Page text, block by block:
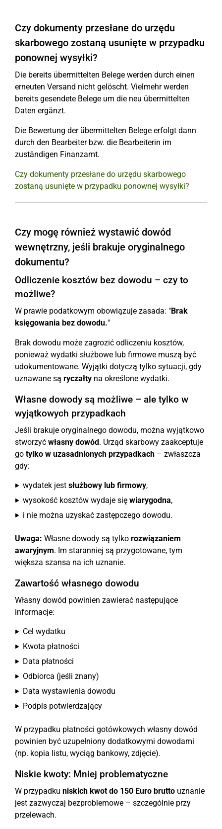
Czy dokumenty przesłane do urzędu
skarbowego zostaną usunięte w przypadku
ponownej wysyłki?
Die bereits übermittelten Belege werden durch einen
erneuten Versand nicht gelöscht. Vielmehr werden
bereits gesendete Belege um die neu übermittelten
Daten ergänzt.
Die Bewertung der übermittelten Belege erfolgt dann
durch den Bearbeiter bzw. die Bearbeiterin im
zuständigen Finanzamt.
Czy dokumenty przesłane do urzędu skarbowego
zostaną usunięte w przypadku ponownej wysyłki?
Czy mogę również wystawić dowód
wewnętrzny, jeśli brakuje oryginalnego
dokumentu?
Odliczenie kosztów bez dowodu – czy to
możliwe?
W prawie podatkowym obowiązuje zasada: "Brak
księgowania bez dowodu."
Brak dowodu może zagrozić odliczeniu kosztów,
ponieważ wydatki służbowe lub firmowe muszą być
udokumentowane. Wyjątki dotyczą tylko sytuacji, gdy
uznawane są ryczałty na określone wydatki.
Własne dowody są możliwe – ale tylko w
wyjątkowych przypadkach
Jeśli brakuje oryginalnego dowodu, można wyjątkowo
stworzyć własny dowód. Urząd skarbowy zaakceptuje
go tylko w uzasadnionych przypadkach – zwłaszcza
gdy:
wydatek jest służbowy lub firmowy,
wysokość kosztów wydaje się wiarygodna,
i nie można uzyskać zastępczego dowodu.
Uwaga: Własne dowody są tylko rozwiązaniem
awaryjnym. Im staranniej są przygotowane, tym
większa szansa na ich uznanie.
Zawartość własnego dowodu
Własny dowód powinien zawierać następujące
informacje:
Cel wydatku
Kwota płatności
Data płatności
Odbiorca (jeśli znany)
Data wystawienia dowodu
Podpis potwierdzający
W przypadku płatności gotówkowych własny dowód
powinien być uzupełniony dodatkowymi dowodami
(np. kopia listu, wyciąg bankowy, zdjęcie).
Niskie kwoty: Mniej problematyczne
W przypadku niskich kwot do 150 Euro brutto uznanie
jest zazwyczaj bezproblemowe – szczególnie przy
przelewach.